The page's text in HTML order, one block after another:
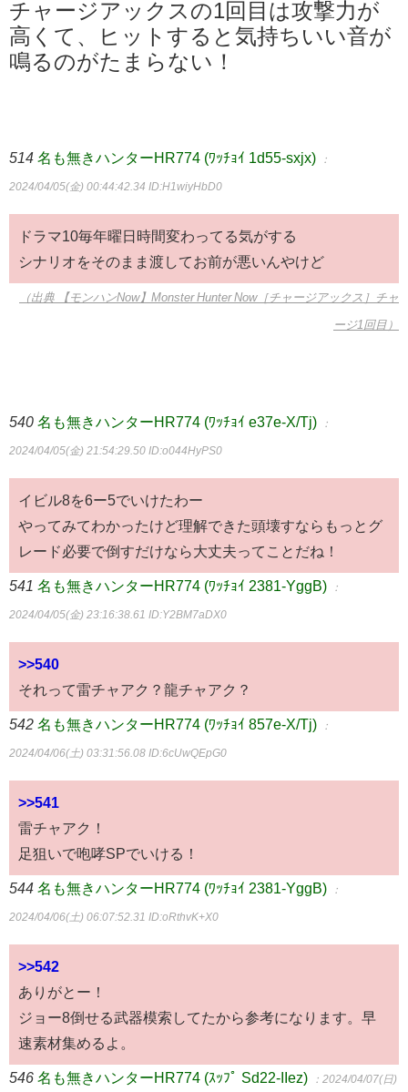
チャージアックスの1回目は攻撃力が
高くて、ヒットすると気持ちいい音が
鳴るのがたまらない！
514 名も無きハンターHR774 (ﾜｯﾁｮｲ 1d55-sxjx) ：
2024/04/05(金) 00:44:42.34 ID:H1wiyHbD0
ドラマ10毎年曜日時間変わってる気がする
シナリオをそのまま渡してお前が悪いんやけど
（出典 【モンハンNow】Monster Hunter Now［チャージアックス］チャ
ージ1回目）
540 名も無きハンターHR774 (ﾜｯﾁｮｲ e37e-X/Tj) ：
2024/04/05(金) 21:54:29.50 ID:o044HyPS0
イビル8を6ー5でいけたわー
やってみてわかったけど理解できた頭壊すならもっとグ
レード必要で倒すだけなら大丈夫ってことだね！
541 名も無きハンターHR774 (ﾜｯﾁｮｲ 2381-YggB) ：
2024/04/05(金) 23:16:38.61 ID:Y2BM7aDX0
>>540
それって雷チャアク？龍チャアク？
542 名も無きハンターHR774 (ﾜｯﾁｮｲ 857e-X/Tj) ：
2024/04/06(土) 03:31:56.08 ID:6cUwQEpG0
>>541
雷チャアク！
足狙いで咆哮SPでいける！
544 名も無きハンターHR774 (ﾜｯﾁｮｲ 2381-YggB) ：
2024/04/06(土) 06:07:52.31 ID:oRthvK+X0
>>542
ありがとー！
ジョー8倒せる武器模索してたから参考になります。早
速素材集めるよ。
546 名も無きハンターHR774 (ｽｯﾌﾟ Sd22-IIez) ：2024/04/07(日)